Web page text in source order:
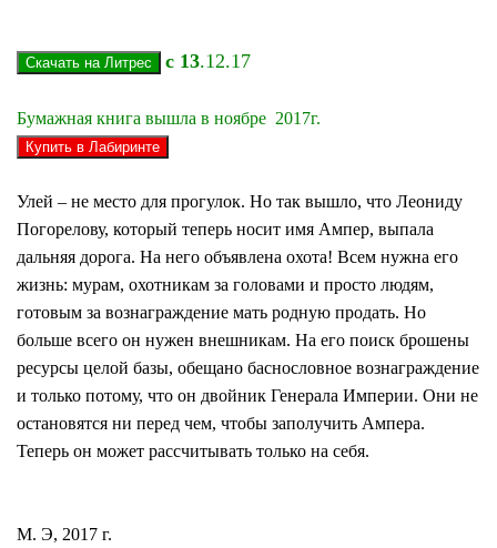
c 13.12.17
Бумажная книга вышла в ноябре 2017г.
Улей – не место для прогулок. Но так вышло, что Леониду
Погорелову, который теперь носит имя Ампер, выпала
дальняя дорога. На него объявлена охота! Всем нужна его
жизнь: мурам, охотникам за головами и просто людям,
готовым за вознаграждение мать родную продать. Но
больше всего он нужен внешникам. На его поиск брошены
ресурсы целой базы, обещано баснословное вознаграждение
и только потому, что он двойник Генерала Империи. Они не
остановятся ни перед чем, чтобы заполучить Ампера.
Теперь он может рассчитывать только на себя.
М. Э, 2017 г.